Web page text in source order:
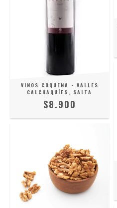
VINOS COQUENA - VALLES
CALCHAQUÍES, SALTA
$8.900